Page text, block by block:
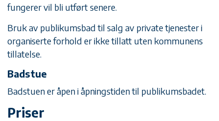
fungerer vil bli utført senere.
Bruk av publikumsbad til salg av private tjenester i
organiserte forhold er ikke tillatt uten kommunens
tillatelse.
Badstue
Badstuen er åpen i åpningstiden til publikumsbadet.
Priser